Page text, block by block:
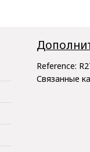
Reference:
Связанные